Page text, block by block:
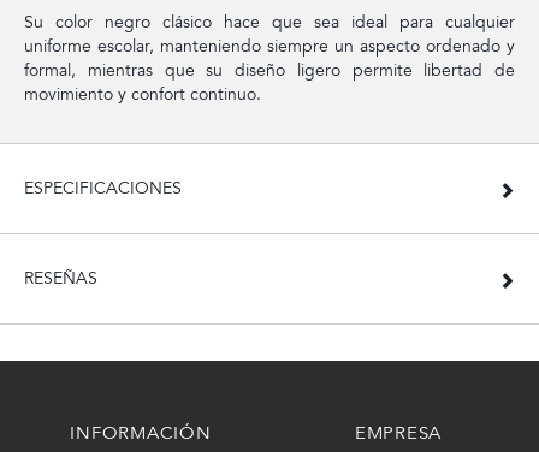
Su color negro clásico hace que sea ideal para cualquier
uniforme escolar, manteniendo siempre un aspecto ordenado y
formal, mientras que su diseño ligero permite libertad de
movimiento y confort continuo.
ESPECIFICACIONES
RESEÑAS
INFORMACIÓN EMPRESA